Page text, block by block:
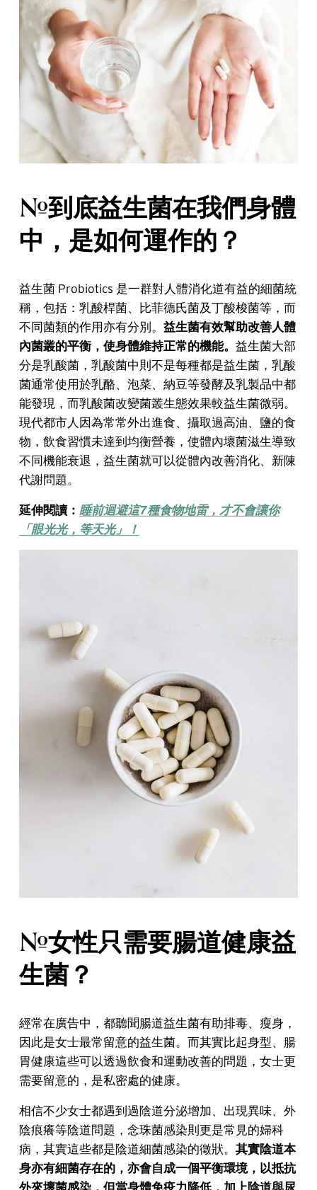
#到底益生菌在我們身體
中，是如何運作的？
益生菌 Probiotics 是一群對人體消化道有益的細菌統
稱，包括：乳酸桿菌、比菲德氏菌及丁酸梭菌等，而
不同菌類的作用亦有分別。 益生菌有效幫助改善人體
內菌叢的平衡，使身體維持正常的機能。 益生菌大部
分是乳酸菌，乳酸菌中則不是每種都是益生菌，乳酸
菌通常使用於乳酪、泡菜、納豆等發酵及乳製品中都
能發現，而乳酸菌改變菌叢生態效果較益生菌微弱。
現代都市人因為常常外出進食、攝取過高油、鹽的食
物，飲食習慣未達到均衡營養，使體內壞菌滋生導致
不同機能衰退，益生菌就可以從體內改善消化、新陳
代謝問題。
延伸閱讀： 睡前迴避這7種食物地雷，才不會讓你
「眼光光，等天光」！
#女性只需要腸道健康益
生菌？
經常在廣告中，都聽聞腸道益生菌有助排毒、瘦身，
因此是女士最常留意的益生菌。而其實比起身型、腸
胃健康這些可以透過飲食和運動改善的問題，女士更
需要留意的，是私密處的健康。
相信不少女士都遇到過陰道分泌增加、出現異味、外
陰痕癢等陰道問題，念珠菌感染則更是常見的婦科
病，其實這些都是陰道細菌感染的徵狀。 其實陰道本
身亦有細菌存在的，亦會自成一個平衡環境，以抵抗
外來壞菌感染，但當身體免疫力降低，加上陰道與尿